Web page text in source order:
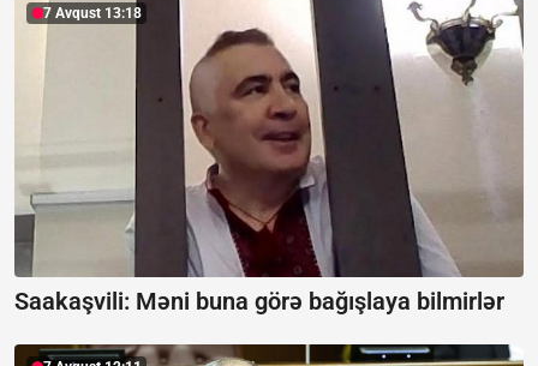
7 Avqust 13:18
Saakaşvili: Məni buna görə bağışlaya bilmirlər